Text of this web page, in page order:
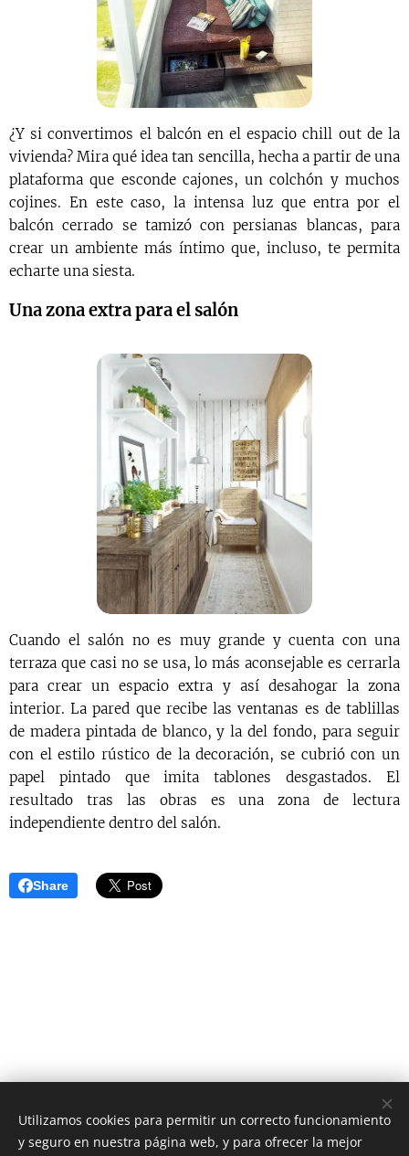
¿Y si convertimos el balcón en el espacio chill out de la
vivienda? Mira qué idea tan sencilla, hecha a partir de una
plataforma que esconde cajones, un colchón y muchos
cojines. En este caso, la intensa luz que entra por el
balcón cerrado se tamizó con persianas blancas, para
crear un ambiente más íntimo que, incluso, te permita
echarte una siesta.
Una zona extra para el salón
Cuando el salón no es muy grande y cuenta con una
terraza que casi no se usa, lo más aconsejable es cerrarla
para crear un espacio extra y así desahogar la zona
interior. La pared que recibe las ventanas es de tablillas
de madera pintada de blanco, y la del fondo, para seguir
con el estilo rústico de la decoración, se cubrió con un
papel pintado que imita tablones desgastados. El
resultado tras las obras es una zona de lectura
independiente dentro del salón.
Share
Utilizamos cookies para permitir un correcto funcionamiento
y seguro en nuestra página web, y para ofrecer la mejor